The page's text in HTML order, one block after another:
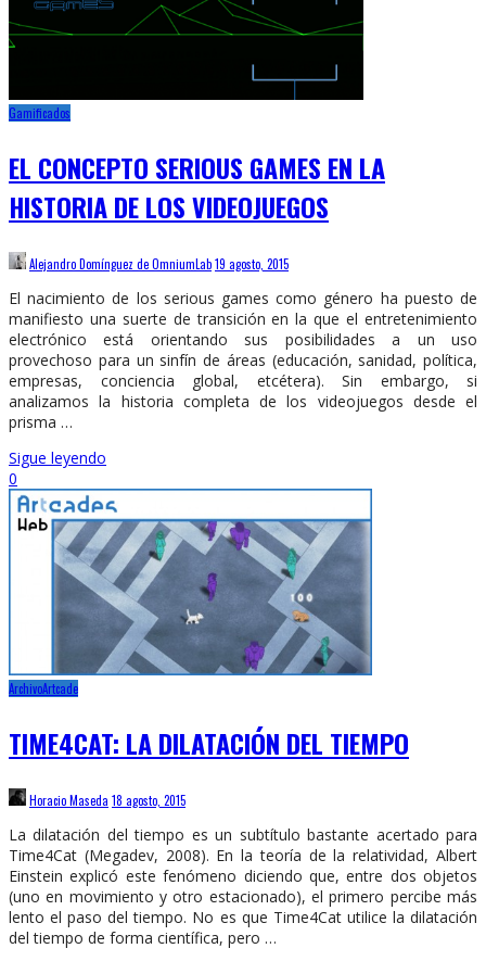
Gamificados
EL CONCEPTO SERIOUS GAMES EN LA
HISTORIA DE LOS VIDEOJUEGOS
Alejandro Domínguez de OmniumLab19 agosto, 2015
El nacimiento de los serious games como género ha puesto de
manifiesto una suerte de transición en la que el entretenimiento
electrónico está orientando sus posibilidades a un uso
provechoso para un sinfín de áreas (educación, sanidad, política,
empresas, conciencia global, etcétera). Sin embargo, si
analizamos la historia completa de los videojuegos desde el
prisma …
Sigue leyendo
0
ArchivoArtcade
TIME4CAT: LA DILATACIÓN DEL TIEMPO
Horacio Maseda 18 agosto, 2015
La dilatación del tiempo es un subtítulo bastante acertado para
Time4Cat (Megadev, 2008). En la teoría de la relatividad, Albert
Einstein explicó este fenómeno diciendo que, entre dos objetos
(uno en movimiento y otro estacionado), el primero percibe más
lento el paso del tiempo. No es que Time4Cat utilice la dilatación
del tiempo de forma científica, pero …